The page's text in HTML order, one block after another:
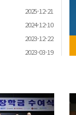
2025-12-21
2024-12-10
2023-12-22
2023-03-19